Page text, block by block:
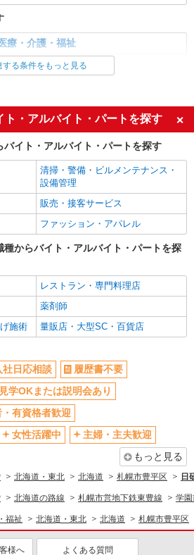
北海道支社
人ホームでの介護
通費別途支給
道札幌市豊平区西岡4条
詳細を見る
北海道支社
プホームでの介護業務
遣時給】1,350〜1,500円（資格・経験によ
通費別途支給
詳細を見る
規模ホームでの介護業務
遣時給】1,350〜1,500円（資格・経験によ
通費別途支給
道札幌市豊平区平岸７条
詳細を見る
北海道支社
プホームでの介護
遣時給】1,350〜1,500円（資格・経験によ
通費別途支給
道札幌市豊平区月寒西１条
療・介護・福祉
ミドル（40代～）活躍中
深夜
社会保険あり
する条件をもっと見る
ト・アルバイト・パートを探す
イト・アルバイト・パートを探す
清掃・警備・ビルメンテナンス・
設備管理
販売・接客サービス
ファッション・アパレル
からバイト・アルバイト・パートを探
レストラン・専門料理店
薬剤師
施術
量販店・大型SC・百貨店
社日応相談
履歴書不要
学OKまたは説明会あり
有資格者歓迎
女性活躍中
主婦・主夫歓迎
もっと見る
北海道・東北 北海道 札幌市豊平区 日
北海道の路線 札幌市営地下鉄東豊線 学
福祉 北海道・東北 北海道 札幌市豊平区
様へ よくある質問